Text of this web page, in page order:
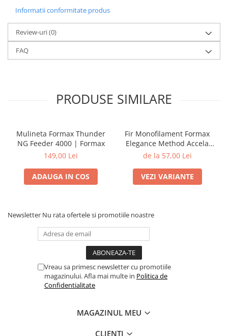
Informatii conformitate produs
Review-uri(0)
FAQ
PRODUSE SIMILARE
Mulineta Formax Thunder
NG Feeder 4000 | Formax
149,00 Lei
ADAUGA IN COS
Fir Monofilament Formax
Elegance Method Accela
Distance Feeder Fluo 1000m
de la 57,00 Lei
VEZI VARIANTE
Newsletter Nu rata ofertele si promotiile noastre
Vreau sa primesc newsletter cu promotiile
magazinului. Afla mai multe in Politica de
Confidentialitate
MAGAZINUL MEU
CLIENTI